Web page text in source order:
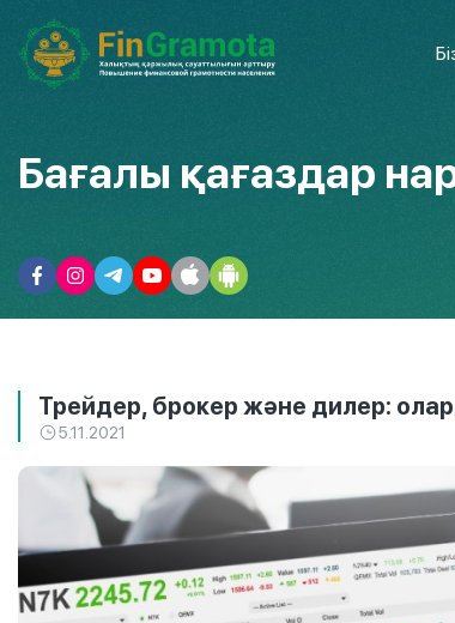
Бағалы қағаздар
Трейдер, брокер және дилер:
5.11.2021